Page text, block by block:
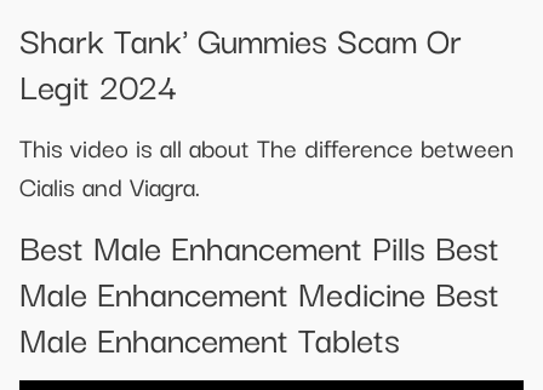
Shark Tank' Gummies Scam Or
Legit 2024
This video is all about The difference between
Cialis and Viagra.
Best Male Enhancement Pills Best
Male Enhancement Medicine Best
Male Enhancement Tablets